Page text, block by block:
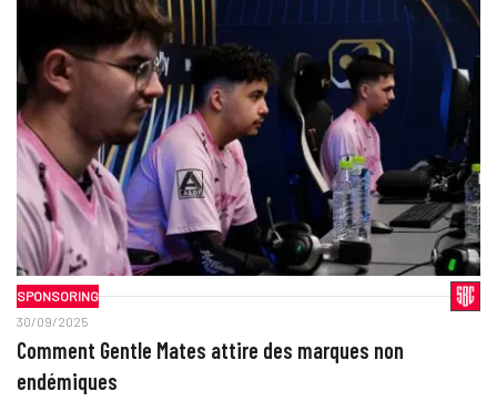
SPONSORING
30/09/2025
Comment Gentle Mates attire des marques non
endémiques